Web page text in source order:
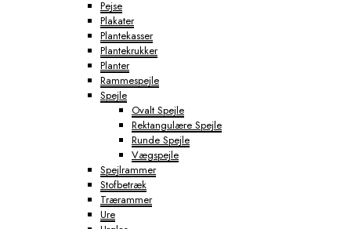
Pejse
Plakater
Plantekasser
Plantekrukker
Planter
Rammespejle
Spejle
Ovalt Spejle
Rektangulære Spejle
Runde Spejle
Vægspejle
Spejlrammer
Stofbetræk
Trærammer
Ure